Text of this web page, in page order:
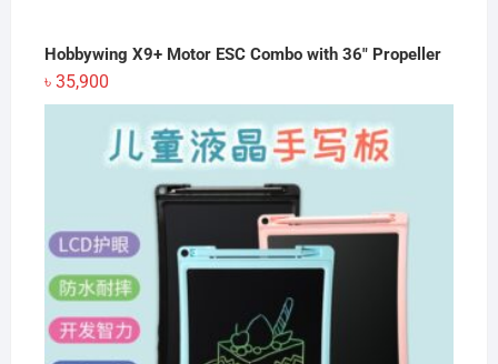
Hobbywing X9+ Motor ESC Combo with 36" Propeller
৳ 35,900